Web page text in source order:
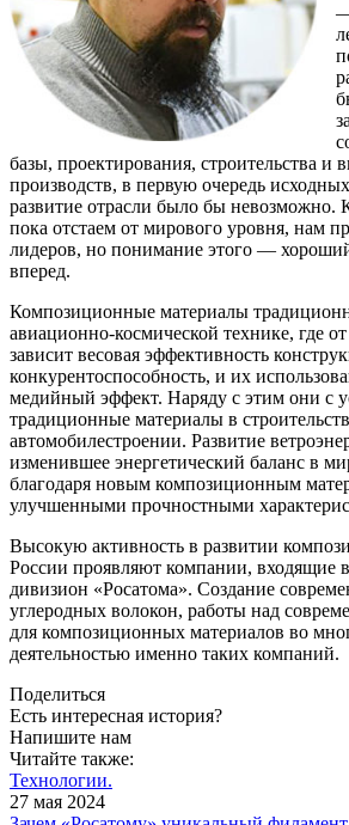
базы, проектирования, строительства и
производств, в первую очередь
развитие отрасли было бы
пока отстаем от мирового уровня, нам
лидеров, но понимание этого —
вперед.
Композиционные материалы
авиационно-космической технике, где
зависит весовая эффективность
конкурентоспособность, и их
медийный эффект. Наряду с этим они с
традиционные материалы в
автомобилестроении. Развитие
изменившее энергетический баланс в
благодаря новым композиционным
улучшенными прочностными
Высокую активность в развитии
России проявляют компании, входящие
дивизион «Росатома». Создание
углеродных волокон, работы над
для композиционных материалов во
деятельностью именно таких компаний.
Поделиться
Есть интересная история?
Напишите нам
Читайте также:
Технологии.
27 мая 2024